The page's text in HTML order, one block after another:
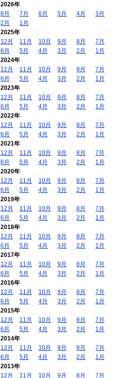
2026年
8月
7月 6月 5月 4月
3月
2月
1月
2025年
12月
11月 10月 9月 8月
7月
6月
5月 4月 3月 2月
1月
2024年
12月
11月 10月 9月 8月
7月
6月
5月 4月 3月 2月
1月
2023年
12月
11月 10月 9月 8月
7月
6月
5月 4月 3月 2月
1月
2022年
12月
11月 10月 9月 8月
7月
6月
5月 4月 3月 2月
1月
2021年
12月
11月 10月 9月 8月
7月
6月
5月 4月 3月 2月
1月
2020年
12月
11月 10月 9月 8月
7月
6月
5月 4月 3月 2月
1月
2019年
12月
11月 10月 9月 8月
7月
6月
5月 4月 3月 2月
1月
2018年
12月
11月 10月 9月 8月
7月
6月
5月 4月 3月 2月
1月
2017年
12月
11月 10月 9月 8月
7月
6月
5月 4月 3月 2月
1月
2016年
12月
11月 10月 9月 8月
7月
6月
5月 4月 3月 2月
1月
2015年
12月
11月 10月 9月 8月
7月
6月
5月 4月 3月 2月
1月
2014年
12月
11月 10月 9月 8月
7月
6月
5月 4月 3月 2月
1月
2013年
12月
11月 10月 9月 8月 7月